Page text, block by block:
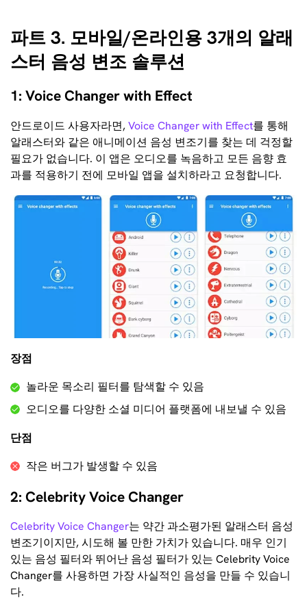
파트 3. 모바일/온라인용 3개의 알래
스터 음성 변조 솔루션
1: Voice Changer with Effect
안드로이드 사용자라면, Voice Changer with Effect를 통해
알래스터와 같은 애니메이션 음성 변조기를 찾는 데 걱정할
필요가 없습니다. 이 앱은 오디오를 녹음하고 모든 음향 효
과를 적용하기 전에 모바일 앱을 설치하라고 요청합니다.
장점
놀라운 목소리 필터를 탐색할 수 있음
오디오를 다양한 소셜 미디어 플랫폼에 내보낼 수 있음
단점
작은 버그가 발생할 수 있음
2: Celebrity Voice Changer
Celebrity Voice Changer는 약간 과소평가된 알래스터 음성
변조기이지만, 시도해 볼 만한 가치가 있습니다. 매우 인기
있는 음성 필터와 뛰어난 음성 필터가 있는 Celebrity Voice
Changer를 사용하면 가장 사실적인 음성을 만들 수 있습니
다.